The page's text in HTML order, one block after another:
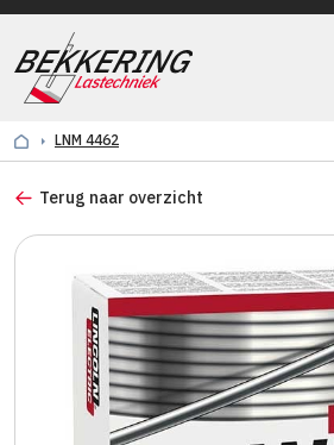
LNM 4462
Terug naar overzicht